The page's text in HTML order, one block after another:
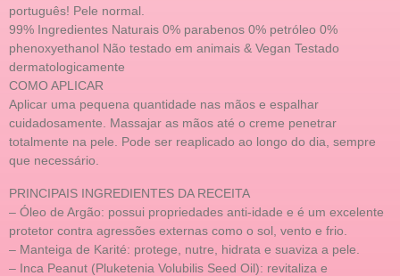
português! Pele normal.
99% Ingredientes Naturais 0% parabenos 0% petróleo 0%
phenoxyethanol Não testado em animais & Vegan Testado
dermatologicamente
COMO APLICAR
Aplicar uma pequena quantidade nas mãos e espalhar
cuidadosamente. Massajar as mãos até o creme penetrar
totalmente na pele. Pode ser reaplicado ao longo do dia, sempre
que necessário.
PRINCIPAIS INGREDIENTES DA RECEITA
– Óleo de Argão: possui propriedades anti-idade e é um excelente
protetor contra agressões externas como o sol, vento e frio.
– Manteiga de Karité: protege, nutre, hidrata e suaviza a pele.
– Inca Peanut (Pluketenia Volubilis Seed Oil): revitaliza e